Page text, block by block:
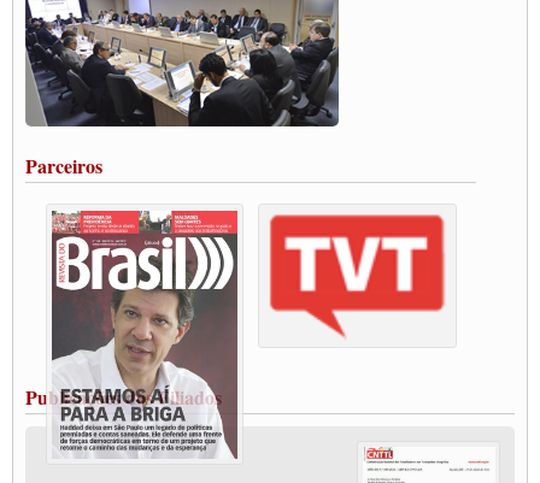
Carta às Brasileiras e aos Brasileiros em Defesa do Estado Democrático de Direito
Paulinho, presidente da CNTTL, faz balanço do 3º Congresso da CNTTL
Caminhoneiros aprovam greve a partir do 1º de novembro
Rodoviários de Feira Santana fazem Assembleia para avaliar proposta de reajuste
salarial
Vacina Já: Lockdown de 24 horas dos trabalhadores em transportes está mantido,
Condutores de Guarulhos farão greve sanitária nesta terça-feira (20)
Paralisação dos Caminhoneiros na #BR285, entrocamento que liga o Mercosul ao
Rio Grande
Caminhoneiros bloqueiam duas faixas na Castello Branco e fazem protesto
Modal-Live #13 Aumento da Violência Contra Mulher e o Adoecimento da Classe
Trabalhadora em Tempos de Pandemia
MODAL-LIVE#12 POLÍTICAS PÚBLICAS DE TRANSPORTE PARA A
CLASSE TRABALHADORA E ELEIÇÕES NA PANDEMIA
MODAL-LIVE#11 POLÍTICAS PÚBLICAS DE TRANSPORTE
JUVENTUDE DO TRANSPORTE: POR QUE DEVEMOS NOS ORGANIZAR?
Fabio Primo testa positivo para Coronavírus, mas está bem de saúde
Parceiros
Publicações dos Filiados